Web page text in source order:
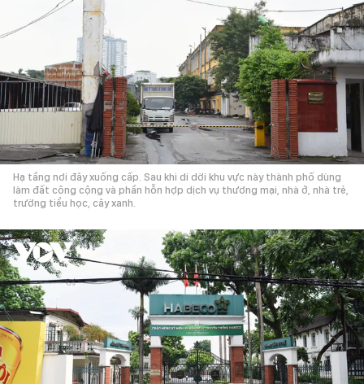
Hạ tầng nơi đây xuống cấp. Sau khi di dời khu vực này thành phố dùng
làm đất công cộng và phần hỗn hợp dịch vụ thương mại, nhà ở, nhà trẻ,
trường tiểu học, cây xanh.